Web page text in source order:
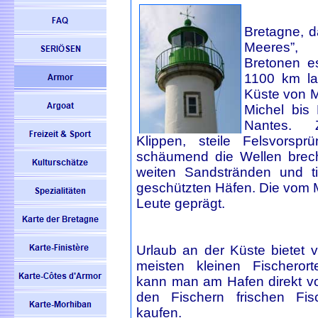
Bretagne,
Bretonen
1100 km
Küste von
Michel bis
Nantes.
Klippen, steile
schäumend die Wellen
weiten Sandstränden und
geschützten Häfen. Die vom
Leute geprägt.
Urlaub an der Küste bietet
meisten kleinen
kann man am Hafen direkt
den Fischern frischen
kaufen.